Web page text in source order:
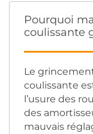
Pourquoi
coulissante
Le
coulissante
l’usure des
des
mauvais